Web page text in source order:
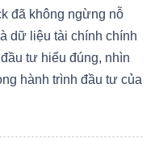
đã không ngừng nỗ
dữ liệu tài chính chính
tư hiểu đúng, nhìn
hành trình đầu tư của